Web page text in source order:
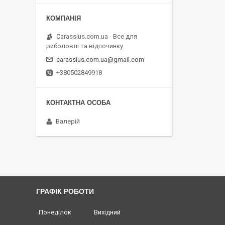
Carassius.com.ua - Все для
риболовлі та відпочинку
carassius.com.ua@gmail.com
+380502849918
Валерій
ГРАФІК РОБОТИ
Понеділок
Вихідний